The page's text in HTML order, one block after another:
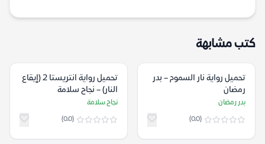
كتب مشابهة
تحميل رواية نار السموم – بدر
رمضان
بدر رمضان
(0.0)
تحميل رواية انتريستا 2 (إيقاع
النار) – نجاح سلامة
نجاح سلامة
(0.0)